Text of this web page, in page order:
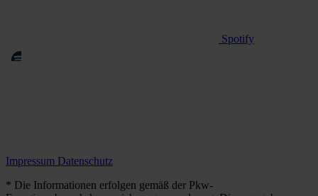
Spotify
Impressum Datenschutz
* Die Informationen erfolgen gemäß der Pkw-